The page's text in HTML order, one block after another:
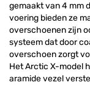
gemaakt van 4 mm
voering bieden ze
overschoenen zijn
systeem dat door
overschoen zorgt
Het Arctic X-model
aramide vezel